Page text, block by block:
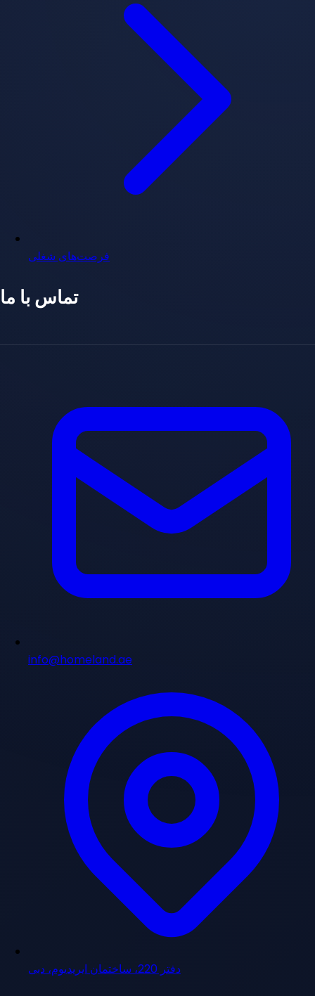
فرصت‌های شغلی
تماس با ما
info@homeland.ae
دفتر 220، ساختمان ایریدیوم، دبی